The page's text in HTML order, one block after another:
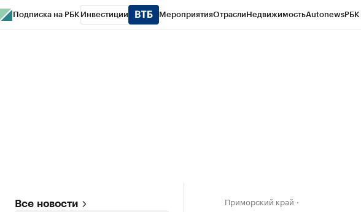
Подписка на РБК Инвестиции МероприятияОтраслиНедвижимостьAutonews
Все новости Приморский край